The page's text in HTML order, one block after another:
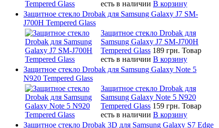
есть в наличии В корзину
Защитное стекло Drobak для Samsung Galaxy J7 SM-
J700H Tempered Glass
Защитное стекло Drobak для
Samsung Galaxy J7 SM-J700H
Tempered Glass 189 грн. Товар
есть в наличии В корзину
Защитное стекло Drobak для Samsung Galaxy Note 5
N920 Tempered Glass
Защитное стекло Drobak для
Samsung Galaxy Note 5 N920
Tempered Glass 159 грн. Товар
есть в наличии В корзину
Защитное стекло Drobak 3D для Samsung Galaxy S7 Edge